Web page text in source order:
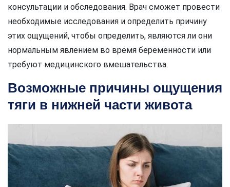
консультации и обследования. Врач сможет провести
необходимые исследования и определить причину
этих ощущений, чтобы определить, являются ли они
нормальным явлением во время беременности или
требуют медицинского вмешательства.
Возможные причины ощущения
тяги в нижней части живота